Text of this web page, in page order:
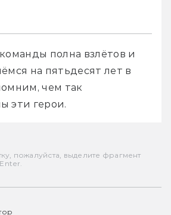
полна взлётов и
на пятьдесят лет в
чем так
эти герои.
пожалуйста, выделите фрагмент